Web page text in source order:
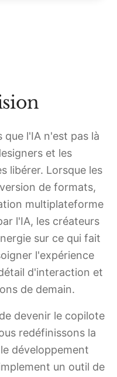
que l'IA n'est pas là
et les
libérer. Lorsque les
de formats,
multiplateforme
l'IA, les créateurs
sur ce qui fait
l'expérience
d'interaction et
de demain.
devenir le copilote
redéfinissons la
développement
un outil de